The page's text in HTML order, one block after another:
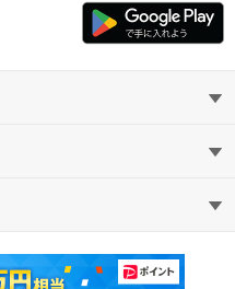
中古マンション
教えて！住まいの先生